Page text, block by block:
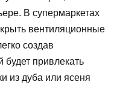
В супермаркетах
вентиляционные
создав
привлекать
из дуба или ясеня